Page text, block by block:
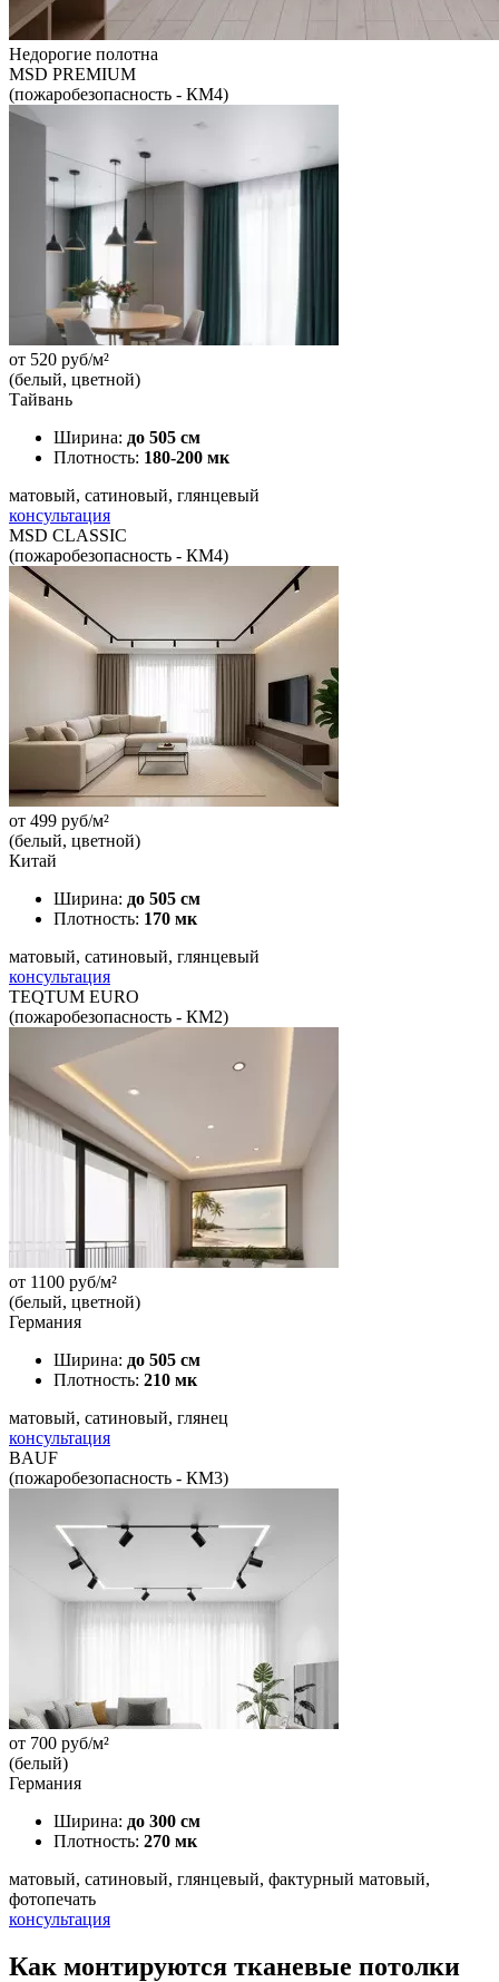
Недорогие полотна
MSD PREMIUM
(пожаробезопасность - КМ4)
от 520 руб/м²
(белый, цветной)
Тайвань
Ширина: до 505 см
Плотность: 180-200 мк
матовый, сатиновый, глянцевый
консультация
MSD CLASSIC
(пожаробезопасность - КМ4)
от 499 руб/м²
(белый, цветной)
Китай
Ширина: до 505 см
Плотность: 170 мк
матовый, сатиновый, глянцевый
консультация
TEQTUM EURO
(пожаробезопасность - КМ2)
от 1100 руб/м²
(белый, цветной)
Германия
Ширина: до 505 см
Плотность: 210 мк
матовый, сатиновый, глянец
консультация
BAUF
(пожаробезопасность - КМ3)
от 700 руб/м²
(белый)
Германия
Ширина: до 300 см
Плотность: 270 мк
матовый, сатиновый, глянцевый, фактурный матовый,
фотопечать
консультация
Как монтируются тканевые потолки